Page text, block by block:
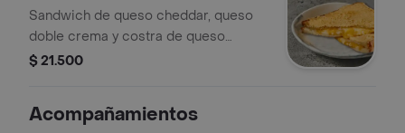
Sandwich de queso cheddar, queso
doble crema y costra de queso
parmesano.
$ 21.500
Acompañamientos